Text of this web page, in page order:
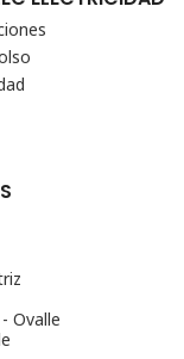
Ovalle